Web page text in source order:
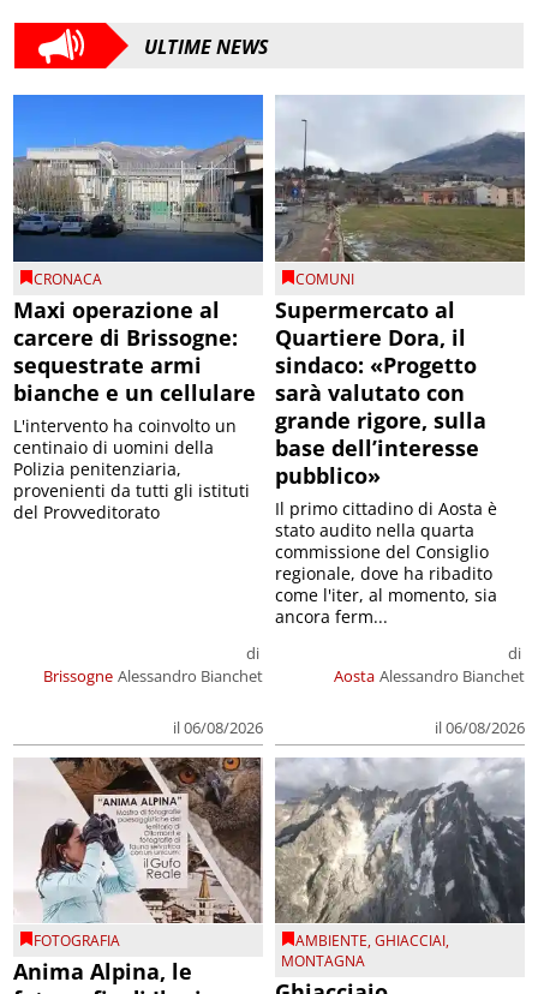
ULTIME NEWS
CRONACA
Maxi operazione al
carcere di Brissogne:
sequestrate armi
bianche e un cellulare
Brissogne
di
Alessandro Bianchet
il 06/08/2026
L'intervento ha coinvolto un
centinaio di uomini della
Polizia penitenziaria,
provenienti da tutti gli istituti
del Provveditorato
COMUNI
Supermercato al
Quartiere Dora, il
sindaco: «Progetto
sarà valutato con
grande rigore, sulla
base dell’interesse
pubblico»
Aosta
di
Alessandro Bianchet
il 06/08/2026
Il primo cittadino di Aosta è
stato audito nella quarta
commissione del Consiglio
regionale, dove ha ribadito
come l'iter, al momento, sia
ancora ferm...
FOTOGRAFIA
Anima Alpina, le
AMBIENTE,GHIACCIAI,
MONTAGNA